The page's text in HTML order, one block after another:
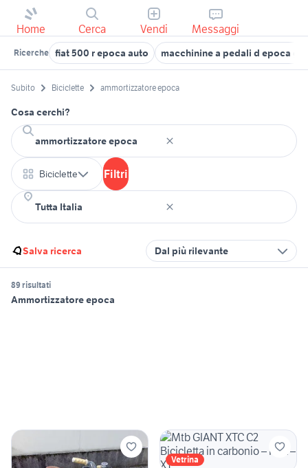
Home Cerca Vendi Messaggi
Ricerche fiat 500 r epoca auto macchinine a pedali d epoca
Subito Biciclette ammortizzatore epoca
Cosa cerchi?
Biciclette Filtri
Salva ricerca Dal più rilevante
89 risultati
Ammortizzatore epoca
Vetrina